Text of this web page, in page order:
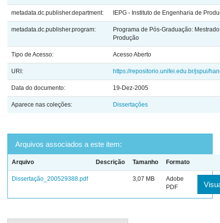
metadata.dc.publisher.department: IEPG - Instituto de Engenharia de
metadata.dc.publisher.program:
Programa de Pós-Graduação:
Produção
Tipo de Acesso: Acesso Aberto
URI: https://repositorio.unifei.edu.br/jspui/
Data do documento: 19-Dez-2005
Aparece nas coleções: Dissertações
Arquivos associados a este item:
Arquivo Descrição Tamanho Formato
Dissertação_200529388.pdf 3,07 MB
Adobe
PDF